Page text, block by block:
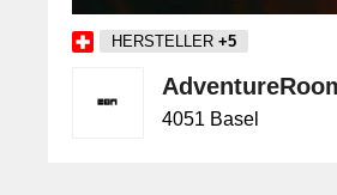
HERSTELLER +5
4051 Basel